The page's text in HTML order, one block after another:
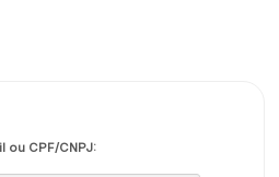
ou CPF/CNPJ: